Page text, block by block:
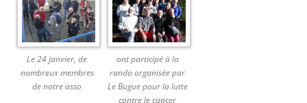
Le 24 janvier, de
nombreux membres
de notre asso
ont participé à la
rando organisée par
Le Bugue pour la lutte
contre le cancer